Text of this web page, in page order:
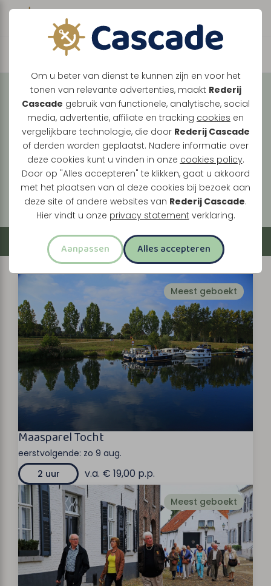
Om u beter van dienst te kunnen zijn en voor het
tonen van relevante advertenties, maakt Rederij
Cascade gebruik van functionele, analytische, social
media, advertentie, affiliate en tracking cookies en
vergelijkbare technologie, die door Rederij Cascade
of derden worden geplaatst. Nadere informatie over
deze cookies kunt u vinden in onze cookies policy.
Door op "Alles accepteren" te klikken, gaat u akkoord
met het plaatsen van al deze cookies bij bezoek aan
deze site of andere websites van Rederij Cascade.
Hier vindt u onze privacy statement verklaring.
Aanpassen Alles accepteren
Boek direct je vaart
Vaar met ons mee over
de Maasplassen
Tussen Maasbracht, Thorn en Roermond ontdek
je een landschap vol historie, natuur en levendige
oevers. Elke vaart brengt je langs verrassende
plekken, van stille plassen tot bruisende
stadskernen.
Filter
Meest geboekt
Maasparel Tocht
eerstvolgende: zo 9 aug.
2 uur
v.a. € 19,00 p.p.
Meest geboekt